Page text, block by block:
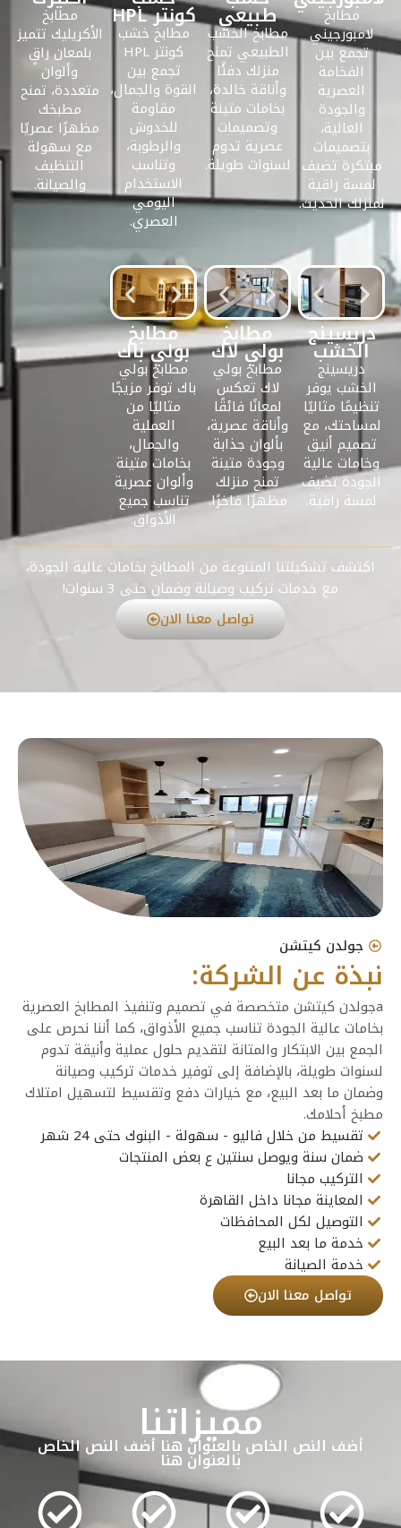
مطابخ
لامبورجيني
تجمع بين
الفخامة
العصرية
والجودة
العالية،
بتصميمات
مبتكرة تضيف
لمسة راقية
لمنزلك الحديث.
طبيعي
مطابخ الخشب
الطبيعي تمنح
منزلك دفئًا
وأناقة خالدة،
بخامات متينة
وتصميمات
عصرية تدوم
لسنوات طويلة.
كونتر HPL
مطابخ خشب
كونتر HPL
تجمع بين
القوة والجمال،
مقاومة
للخدوش
والرطوبة،
وتناسب
الاستخدام
اليومي
العصري.
مطابخ
الأكريليك تتميز
بلمعان راقٍ
وألوان
متعددة، تمنح
مطبخك
مظهرًا عصريًا
مع سهولة
التنظيف
والصيانة.
دريسينج
الخشب
دريسينج
الخشب يوفر
تنظيمًا مثاليًا
لمساحتك، مع
تصميم أنيق
وخامات عالية
الجودة تضيف
لمسة راقية.
مطابخ
بولي لاك
مطابخ بولي
لاك تعكس
لمعانًا فائقًا
وأناقة عصرية،
بألوان جذابة
وجودة متينة
تمنح منزلك
مظهرًا فاخرًا.
مطابخ
بولي باك
مطابخ بولي
باك توفر مزيجًا
مثاليًا من
العملية
والجمال،
بخامات متينة
وألوان عصرية
تناسب جميع
الأذواق.
اكتشف تشكيلتنا المتنوعة من المطابخ بخامات عالية الجودة،
مع خدمات تركيب وصيانة وضمان حتى 3 سنوات!
تواصل معنا الان
جولدن كيتشن
نبذة عن الشركة:
aجولدن كيتشن متخصصة في تصميم وتنفيذ المطابخ العصرية
بخامات عالية الجودة تناسب جميع الأذواق، كما أننا نحرص على
الجمع بين الابتكار والمتانة لتقديم حلول عملية وأنيقة تدوم
لسنوات طويلة، بالإضافة إلى توفير خدمات تركيب وصيانة
وضمان ما بعد البيع، مع خيارات دفع وتقسيط لتسهيل امتلاك
مطبخ أحلامك.
تقسيط من خلال فاليو - سهولة - البنوك حتى 24 شهر
ضمان سنة ويوصل سنتين ع بعض المنتجات
التركيب مجانا
المعاينة مجانا داخل القاهرة
التوصيل لكل المحافظات
خدمة ما بعد البيع
خدمة الصيانة
تواصل معنا الان
مميزاتنا
أضف النص الخاص بالعنوان هنا أضف النص الخاص
بالعنوان هنا